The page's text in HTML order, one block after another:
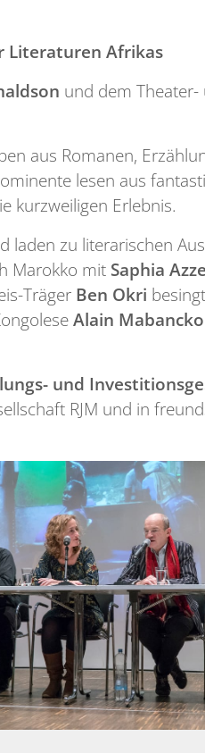
Literaturen Afrikas
und dem Theater-
aus Romanen,
lesen aus
kurzweiligen Erlebnis.
laden zu literarischen
Marokko mit Saphia
Träger Ben Okri
Alain
und
RJM und in